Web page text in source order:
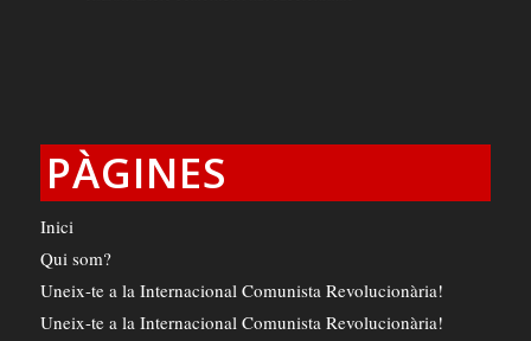
PÀGINES
Inici
Qui som?
Uneix-te a la Internacional Comunista Revolucionària!
Uneix-te a la Internacional Comunista Revolucionària!